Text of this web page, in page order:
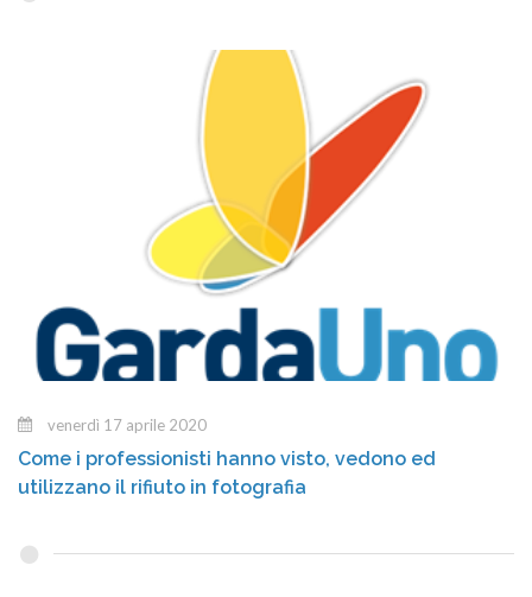
venerdì 17 aprile 2020
Come i professionisti hanno visto, vedono ed
utilizzano il rifiuto in fotografia